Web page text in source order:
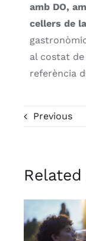
amb DO,
cellers de
al costat
referència
Previous